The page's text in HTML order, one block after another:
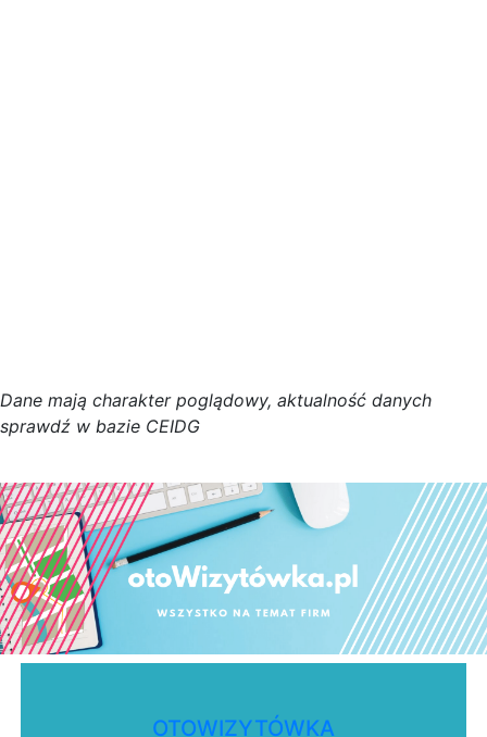
Dane mają charakter poglądowy, aktualność danych
sprawdź w bazie CEIDG
OTOWIZYTÓWKA